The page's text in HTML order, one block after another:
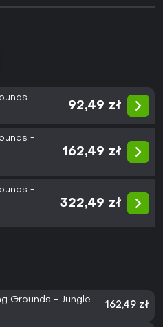
92,49 zł
-
162,49 zł
-
322,49 zł
Grounds - Jungle
162,49 zł